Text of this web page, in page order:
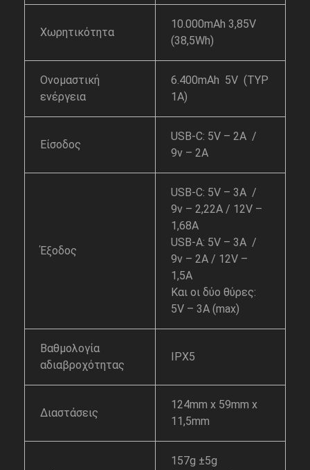
Χωρητικότητα
10.000mAh 3,85V
(38,5Wh)
Ονομαστική
ενέργεια
6.400mAh 5V (TYP
1A)
Είσοδος
USB-C: 5V – 2A /
9v – 2A
Έξοδος
USB-C: 5V – 3A /
9v – 2,22A / 12V –
1,68A
USB-A: 5V – 3A /
9v – 2A / 12V –
1,5A
Και οι δύο θύρες:
5V – 3A (max)
Βαθμολογία
αδιαβροχότητας
IPX5
Διαστάσεις
124mm x 59mm x
11,5mm
157g ±5g